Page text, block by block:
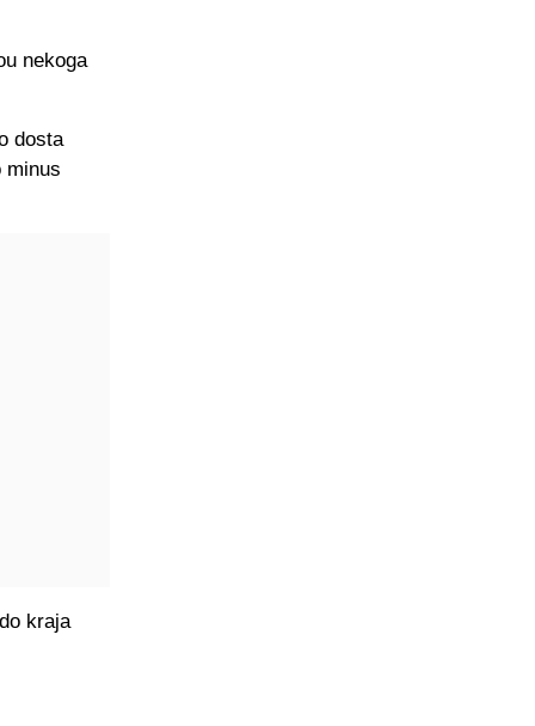
nekoga
dosta
minus
kraja